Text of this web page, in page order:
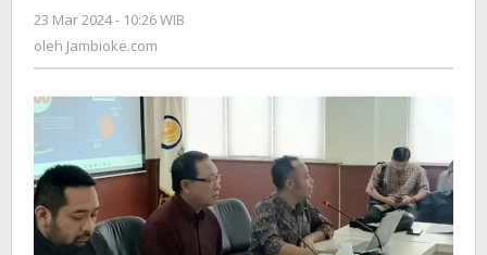
23 Mar 2024 - 10:26 WIB
oleh Jambioke.com